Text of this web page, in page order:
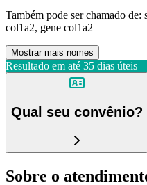
Também pode ser chamado de:
col1a2, gene col1a2
Mostrar mais nomes
Resultado em até 35 dias úteis
Qual seu convênio?
Sobre o